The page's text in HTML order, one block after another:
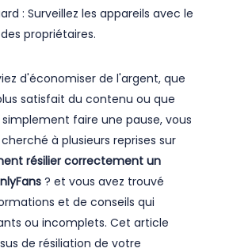
: Surveillez les appareils avec le
propriétaires.
d'économiser de l'argent, que
satisfait du contenu ou que
faire une pause, vous
à plusieurs reprises sur
résilier correctement un
? et vous avez trouvé
et de conseils qui
ou incomplets. Cet article
de résiliation de votre